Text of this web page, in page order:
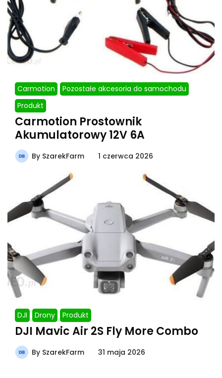
Carmotion
Pozostałe akcesoria do samochodu
Produkt
Carmotion Prostownik
Akumulatorowy 12V 6A
By SzarekFarm 1 czerwca 2026
DJI Drony Produkt
DJI Mavic Air 2S Fly More Combo
By SzarekFarm 31 maja 2026